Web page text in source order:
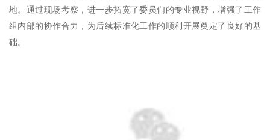
地。通过现场考察，进一步拓宽了委员们的专业视野，增强了工作
组内部的协作合力，为后续标准化工作的顺利开展奠定了良好的基
础。